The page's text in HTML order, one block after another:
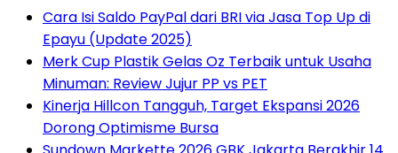
Cara Isi Saldo PayPal dari BRI via Jasa Top Up di
Epayu (Update 2025)
Merk Cup Plastik Gelas Oz Terbaik untuk Usaha
Minuman: Review Jujur PP vs PET
Kinerja Hillcon Tangguh, Target Ekspansi 2026
Dorong Optimisme Bursa